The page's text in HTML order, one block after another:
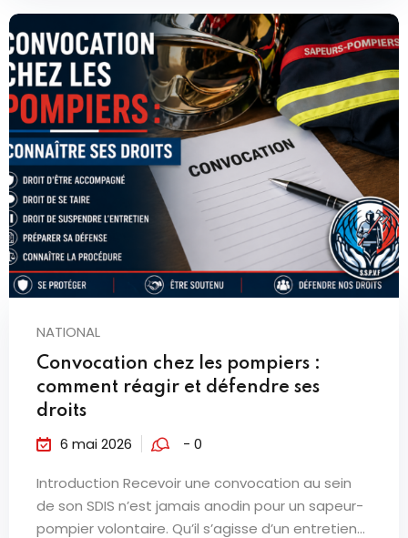
NATIONAL
Convocation chez les pompiers :
comment réagir et défendre ses
droits
6 mai 2026 - 0
Introduction Recevoir une convocation au sein
de son SDIS n’est jamais anodin pour un sapeur-
pompier volontaire. Qu’il s’agisse d’un entretien...